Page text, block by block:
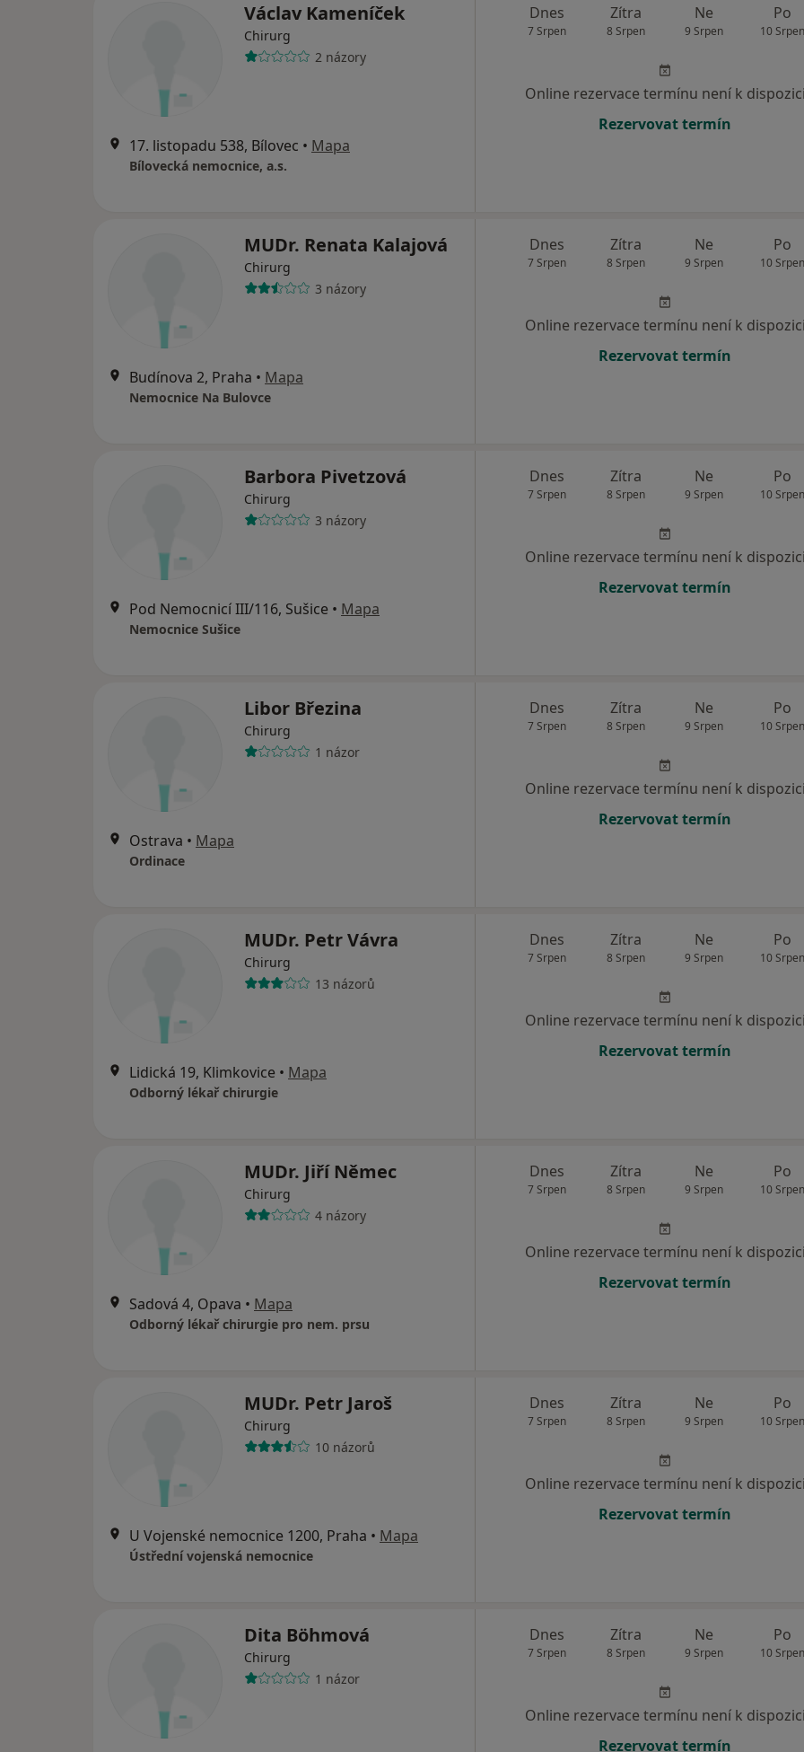
Václav Kameníček
Chirurg
2 názory
17. listopadu 538, Bílovec • Mapa
Bílovecká nemocnice, a.s.
Dnes
7 Srpen
Zítra
8 Srpen
Ne
9 Srpen
Po
10 Srpen
Online rezervace termínu není k dispozici
Rezervovat termín
MUDr. Renata Kalajová
Chirurg
3 názory
Budínova 2, Praha • Mapa
Nemocnice Na Bulovce
Dnes
7 Srpen
Zítra
8 Srpen
Ne
9 Srpen
Po
10 Srpen
Online rezervace termínu není k dispozici
Rezervovat termín
Barbora Pivetzová
Chirurg
3 názory
Pod Nemocnicí III/116, Sušice • Mapa
Nemocnice Sušice
Dnes
7 Srpen
Zítra
8 Srpen
Ne
9 Srpen
Po
10 Srpen
Online rezervace termínu není k dispozici
Rezervovat termín
Libor Březina
Chirurg
1 názor
Ostrava • Mapa
Ordinace
Dnes
7 Srpen
Zítra
8 Srpen
Ne
9 Srpen
Po
10 Srpen
Online rezervace termínu není k dispozici
Rezervovat termín
MUDr. Petr Vávra
Chirurg
13 názorů
Lidická 19, Klimkovice • Mapa
Odborný lékař chirurgie
Dnes
7 Srpen
Zítra
8 Srpen
Ne
9 Srpen
Po
10 Srpen
Online rezervace termínu není k dispozici
Rezervovat termín
MUDr. Jiří Němec
Chirurg
4 názory
Sadová 4, Opava • Mapa
Odborný lékař chirurgie pro nem. prsu
Dnes
7 Srpen
Zítra
8 Srpen
Ne
9 Srpen
Po
10 Srpen
Online rezervace termínu není k dispozici
Rezervovat termín
MUDr. Petr Jaroš
Chirurg
10 názorů
U Vojenské nemocnice 1200, Praha • Mapa
Ústřední vojenská nemocnice
Dnes
7 Srpen
Zítra
8 Srpen
Ne
9 Srpen
Po
10 Srpen
Online rezervace termínu není k dispozici
Rezervovat termín
Dita Böhmová
Chirurg
1 názor
Dnes
7 Srpen
Zítra
8 Srpen
Ne
9 Srpen
Po
10 Srpen
Online rezervace termínu není k dispozici
Rezervovat termín